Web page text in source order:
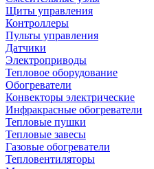
Щиты управления
Контроллеры
Пульты управления
Датчики
Электроприводы
Тепловое оборудование
Обогреватели
Конвекторы электрические
Инфракрасные обогреватели
Тепловые пушки
Тепловые завесы
Газовые обогреватели
Тепловентиляторы